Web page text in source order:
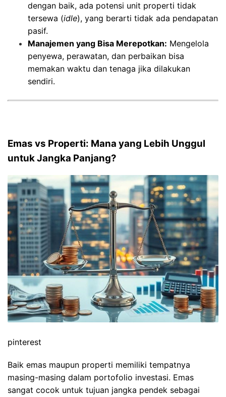
dengan baik, ada potensi unit properti tidak
tersewa (idle), yang berarti tidak ada pendapatan
pasif.
Manajemen yang Bisa Merepotkan: Mengelola
penyewa, perawatan, dan perbaikan bisa
memakan waktu dan tenaga jika dilakukan
sendiri.
Emas vs Properti: Mana yang Lebih Unggul
untuk Jangka Panjang?
pinterest
Baik emas maupun properti memiliki tempatnya
masing-masing dalam portofolio investasi. Emas
sangat cocok untuk tujuan jangka pendek sebagai